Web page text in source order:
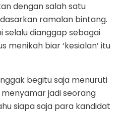
dengan salah satu
ramalan bintang.
selalu dianggap sebagai
menikah biar ‘kesialan’ itu
begitu saja menuruti
jadi seorang
siapa saja para kandidat